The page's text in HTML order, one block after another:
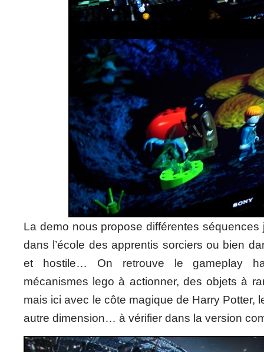
La demo nous propose différentes
dans l’école des apprentis sorciers ou bien
et hostile… On retrouve le gameplay
mécanismes lego à actionner, des objets à
mais ici avec le côte magique de Harry Potter,
autre dimension… à vérifier dans la version